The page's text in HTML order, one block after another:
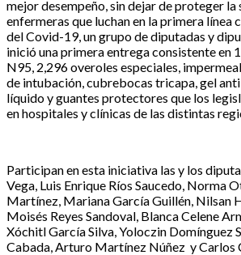
mejor desempeño, sin dejar de proteger la
enfermeras que luchan en la primera línea
del Covid-19, un grupo de diputadas y
inició una primera entrega consistente en
N95, 2,296 overoles especiales,
de intubación, cubrebocas tricapa, gel
líquido y guantes protectores que los
en hospitales y clínicas de las distintas
Participan en esta iniciativa las y los
Vega, Luis Enrique Ríos Saucedo, Norma
Martínez, Mariana García Guillén, Nilsan
Moisés Reyes Sandoval, Blanca Celene
Xóchitl García Silva, Yoloczin Domínguez
Cabada, Arturo Martínez Núñez y Carlos